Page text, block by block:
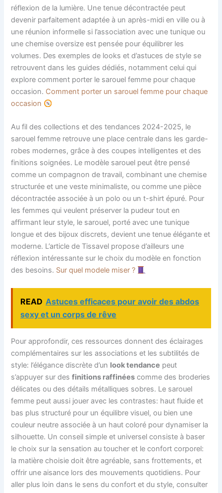
réflexion de la lumière. Une tenue décontractée peut
devenir parfaitement adaptée à un après-midi en ville ou à
une réunion informelle si l’association avec une tunique ou
une chemise oversize est pensée pour équilibrer les
volumes. Des exemples de looks et d’astuces de style se
retrouvent dans les guides dédiés, notamment celui qui
explore comment porter le sarouel femme pour chaque
occasion. Comment porter un sarouel femme pour chaque
occasion
Au fil des collections et des tendances 2024-2025, le
sarouel femme retrouve une place centrale dans les garde-
robes modernes, grâce à des coupes intelligentes et des
finitions soignées. Le modèle sarouel peut être pensé
comme un compagnon de travail, combinant une chemise
structurée et une veste minimaliste, ou comme une pièce
décontractée associée à un polo ou un t-shirt épuré. Pour
les femmes qui veulent préserver la pudeur tout en
affirmant leur style, le sarouel, porté avec une tunique
longue et des bijoux discrets, devient une tenue élégante et
moderne. L’article de Tissavel propose d’ailleurs une
réflexion intéressante sur le choix du modèle en fonction
des besoins. Sur quel modele miser ?
READ Astuces efficaces pour avoir des abdos
sexy et un corps de rêve
Pour approfondir, ces ressources donnent des éclairages
complémentaires sur les associations et les subtilités de
style: l’élégance discrète d’un look tendance peut
s’appuyer sur desfinitions raffinées comme des broderies
délicates ou des détails métalliques sobres. Le sarouel
femme peut aussi jouer avec les contrastes: haut fluide et
bas plus structuré pour un équilibre visuel, ou bien une
couleur neutre associée à un haut coloré pour dynamiser la
silhouette. Un conseil simple et universel consiste à baser
le choix sur la sensation au toucher et le confort corporel:
la matière choisie doit être agréable, sans frottements, et
offrir une aisance lors des mouvements quotidiens. Pour
aller plus loin dans le sens du confort et du style, consulter